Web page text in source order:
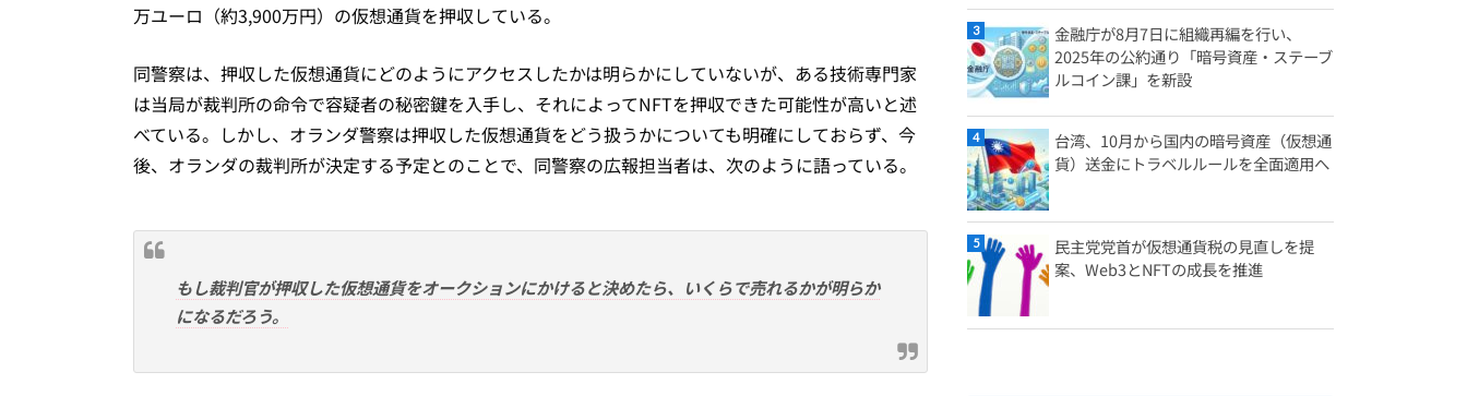
万ユーロ（約3,900万円）の仮想通貨を押収している。
同警察は、押収した仮想通貨にどのようにアクセスしたかは明らかにしていないが、ある技術専門家
は当局が裁判所の命令で容疑者の秘密鍵を入手し、それによってNFTを押収できた可能性が高いと述
べている。しかし、オランダ警察は押収した仮想通貨をどう扱うかについても明確にしておらず、今
後、オランダの裁判所が決定する予定とのことで、同警察の広報担当者は、次のように語っている。
もし裁判官が押収した仮想通貨をオークションにかけると決めたら、いくらで売れるかが明らか
になるだろう。
金融庁が8月7日に組織再編を行い、
2025年の公約通り「暗号資産・ステーブ
ルコイン課」を新設
台湾、10月から国内の暗号資産（仮想通
貨）送金にトラベルルールを全面適用へ
民主党党首が仮想通貨税の見直しを提
案、Web3とNFTの成長を推進